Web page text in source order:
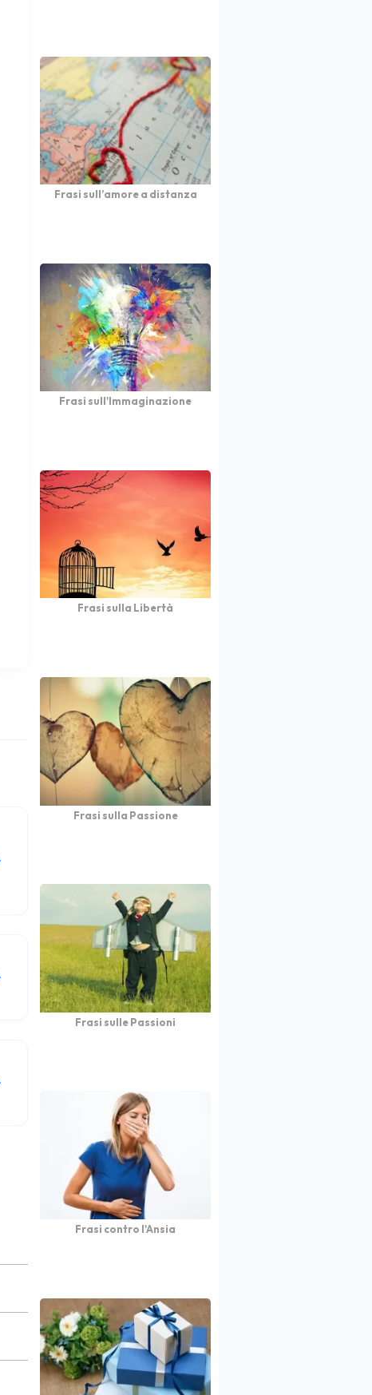
Frasi sull’amore a distanza
Frasi sull'Immaginazione
Frasi sulla Libertà
Frasi sulla Passione
Frasi sulle Passioni
Frasi contro l'Ansia